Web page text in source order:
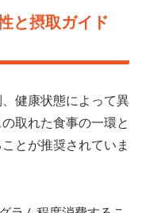
と摂取ガイド
健康状態によって異
取れた食事の一環と
とが推奨されていま